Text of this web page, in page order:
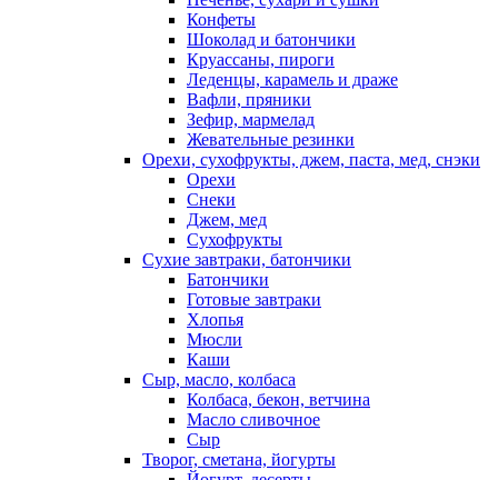
Конфеты
Шоколад и батончики
Круассаны, пироги
Леденцы, карамель и драже
Вафли, пряники
Зефир, мармелад
Жевательные резинки
Орехи, сухофрукты, джем, паста, мед, снэки
Орехи
Снеки
Джем, мед
Сухофрукты
Сухие завтраки, батончики
Батончики
Готовые завтраки
Хлопья
Мюсли
Каши
Сыр, масло, колбаса
Колбаса, бекон, ветчина
Масло сливочное
Сыр
Творог, сметана, йогурты